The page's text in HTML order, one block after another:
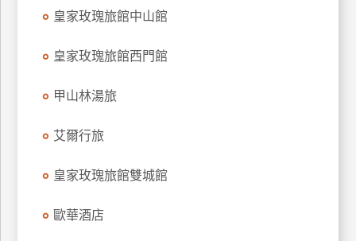
皇家玫瑰旅館中山館
皇家玫瑰旅館西門館
甲山林湯旅
艾爾行旅
皇家玫瑰旅館雙城館
歐華酒店